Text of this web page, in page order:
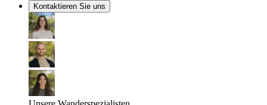
Kontaktieren Sie uns